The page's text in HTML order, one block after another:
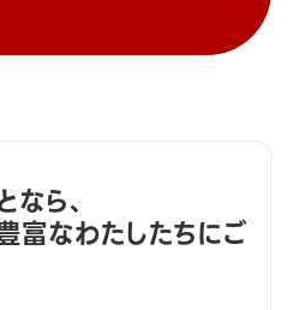
ら、
富なわたしたちにご